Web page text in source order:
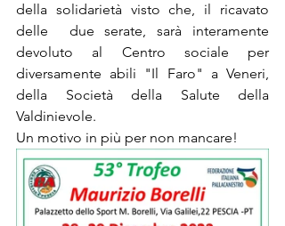
della solidarietà visto che, il ricavato
delle  due serate, sarà interamente
devoluto al Centro sociale per
diversamente abili "Il Faro" a Veneri,
della Società della Salute della
Valdinievole.
Un motivo in più per non mancare!